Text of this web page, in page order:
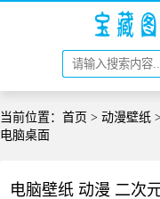
当前位置： 首页 > 动漫壁纸
电脑桌面
电脑壁纸 动漫 二次